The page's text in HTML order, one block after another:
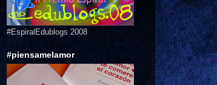
#EspiralEdublogs 2008
#piensamelamor